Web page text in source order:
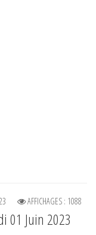
AFFICHAGES : 1088
01 Juin 2023